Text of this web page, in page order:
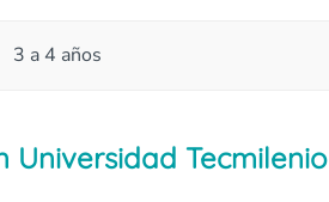
3 a 4 años
Universidad Tecmilenio